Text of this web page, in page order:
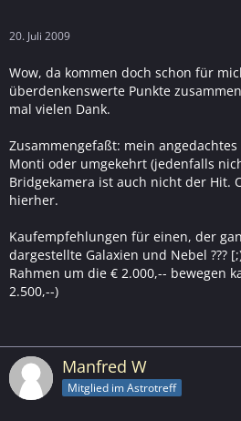
20. Juli 2009
Wow, da kommen doch schon für
überdenkenswerte Punkte
mal vielen Dank.
Zusammengefaßt: mein
Monti oder umgekehrt (jedenfalls
Bridgekamera ist auch nicht der Hit.
hierher.
Kaufempfehlungen für einen, der
dargestellte Galaxien und Nebel ???
Rahmen um die € 2.000,-- bewegen
2.500,--)
Manfred W
Mitglied im Astrotreff